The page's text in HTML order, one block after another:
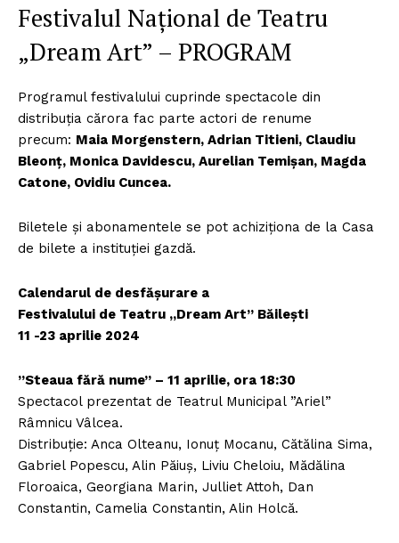
Festivalul Național de Teatru
„Dream Art” – PROGRAM
Programul festivalului cuprinde spectacole din
distribuția cărora fac parte actori de renume
precum: Maia Morgenstern, Adrian Titieni, Claudiu
Bleonț, Monica Davidescu, Aurelian Temișan, Magda
Catone, Ovidiu Cuncea.
Biletele și abonamentele se pot achiziționa de la Casa
de bilete a instituției gazdă.
Calendarul de desfășurare a
Festivalului de Teatru „Dream Art” Băilești
11 -23 aprilie 2024
”Steaua fără nume” – 11 aprilie, ora 18:30
Spectacol prezentat de Teatrul Municipal ”Ariel”
Râmnicu Vâlcea.
Distribuție: Anca Olteanu, Ionuț Mocanu, Cătălina Sima,
Gabriel Popescu, Alin Păiuș, Liviu Cheloiu, Mădălina
Floroaica, Georgiana Marin, Julliet Attoh, Dan
Constantin, Camelia Constantin, Alin Holcă.